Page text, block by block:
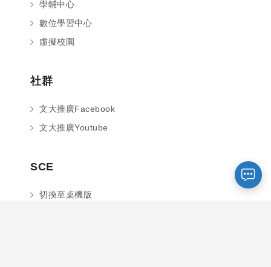
學輔中心
數位學習中心
虛擬校園
社群
文大推廣Facebook
文大推廣Youtube
SCE
切換至桌機版
言，我們將盡快與您聯繫。
※服務時間：週一至週六09:00~21:00；